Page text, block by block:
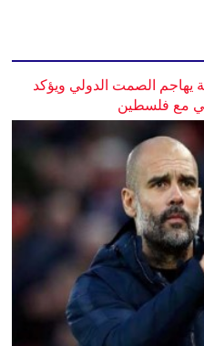
يهاجم الصمت الدولي ويؤكد
مع فلسطين